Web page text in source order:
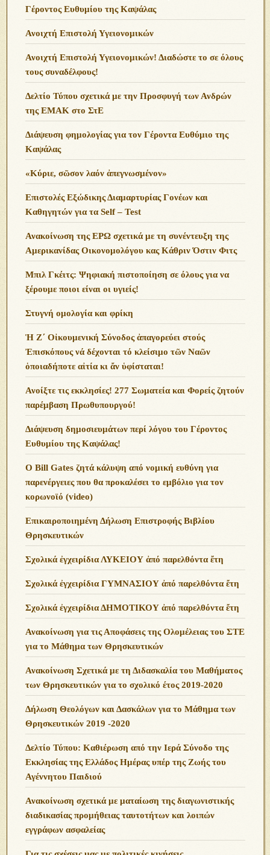
Γέροντος Ευθυμίου της Καψάλας
Ανοιχτή Επιστολή Υγειονομικών
Ανοιχτή Επιστολή Υγειονομικών! Διαδώστε το σε όλους
τους συναδέλφους!
Δελτίο Τύπου σχετικά με την Προσφυγή των Ανδρών
της ΕΜΑΚ στο ΣτΕ
Διάψευση φημολογίας για τον Γέροντα Ευθύμιο της
Καψάλας
«Κύριε, σῶσον λαόν ἀπεγνωσμένον»
Επιστολές Εξώδικης Διαμαρτυρίας Γονέων και
Καθηγητών για τα Self – Test
Ανακοίνωση της ΕΡΩ σχετικά με τη συνέντευξη της
Αμερικανίδας Οικονομολόγου κας Κάθριν Όστιν Φιτς
Μπιλ Γκέιτς: Ψηφιακή πιστοποίηση σε όλους για να
ξέρουμε ποιοι είναι οι υγιείς!
Στυγνή ομολογία και φρίκη
Ἡ Ζ΄ Οἰκουμενική Σύνοδος ἀπαγορεύει στούς
Ἐπισκόπους νά δέχονται τό κλείσιμο τῶν Ναῶν
ὁποιαδήποτε αἰτία κι ἄν ὑφίσταται!
Ανoίξτε τις εκκλησίες! 277 Σωματεία και Φορείς ζητούν
παρέμβαση Πρωθυπουργού!
Διάψευση δημοσιευμάτων περί λόγου του Γέροντος
Ευθυμίου της Καψάλας!
O Bill Gates ζητά κάλυψη από νομική ευθύνη για
παρενέργειες που θα προκαλέσει το εμβόλιο για τον
κορωνοϊό (video)
Επικαιροποιημένη Δήλωση Επιστροφής Βιβλίου
Θρησκευτικών
Σχολικά ἐγχειρίδια ΛΥΚΕΙΟΥ ἀπό παρελθόντα ἔτη
Σχολικά ἐγχειρίδια ΓΥΜΝΑΣΙΟΥ ἀπό παρελθόντα ἔτη
Σχολικά ἐγχειρίδια ΔΗΜΟΤΙΚΟΥ ἀπό παρελθόντα ἔτη
Ανακοίνωση για τις Αποφάσεις της Ολομέλειας του ΣΤΕ
για το Μάθημα των Θρησκευτικών
Ανακοίνωση Σχετικά με τη Διδασκαλία του Μαθήματος
των Θρησκευτικών για το σχολικό έτος 2019-2020
Δήλωση Θεολόγων και Δασκάλων για το Μάθημα των
Θρησκευτικών 2019 -2020
Δελτίο Τύπου: Καθιέρωση από την Ιερά Σύνοδο της
Εκκλησίας της Ελλάδος Ημέρας υπέρ της Ζωής του
Αγέννητου Παιδιού
Ανακοίνωση σχετικά με ματαίωση της διαγωνιστικής
διαδικασίας προμήθειας ταυτοτήτων και λοιπών
εγγράφων ασφαλείας